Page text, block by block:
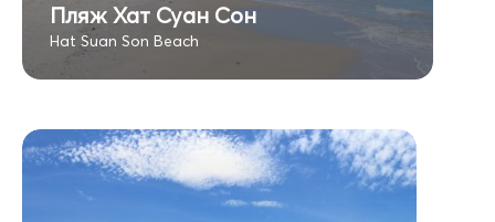
Пляж Хат Суан Сон
Hat Suan Son Beach